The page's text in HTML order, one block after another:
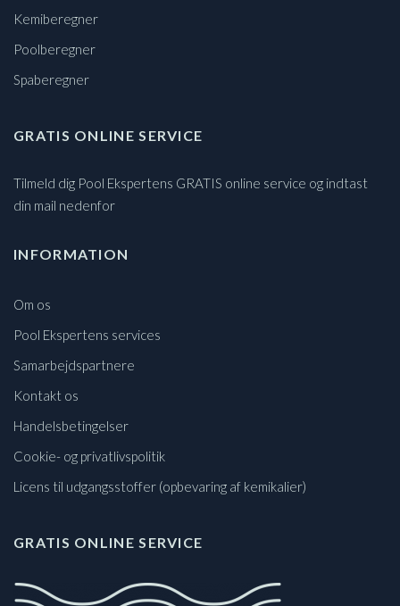
Kemiberegner
Poolberegner
Spaberegner
GRATIS ONLINE SERVICE
Tilmeld dig Pool Ekspertens GRATIS online service og indtast
din mail nedenfor
INFORMATION
Om os
Pool Ekspertens services
Samarbejdspartnere
Kontakt os
Handelsbetingelser
Cookie- og privatlivspolitik
Licens til udgangsstoffer (opbevaring af kemikalier)
GRATIS ONLINE SERVICE